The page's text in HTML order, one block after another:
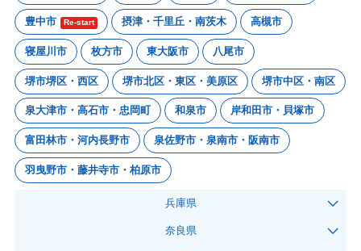
豊中市 Re-start 摂津・千里丘・南茨木 高槻市
寝屋川市 枚方市 東大阪市 八尾市
堺市堺区・西区 堺市北区・東区・美原区 堺市中区・南区
泉大津市・高石市・忠岡町 和泉市 岸和田市・貝塚市
富田林市・河内長野市 泉佐野市・泉南市・阪南市
羽曳野市・藤井寺市・柏原市
兵庫県
奈良県